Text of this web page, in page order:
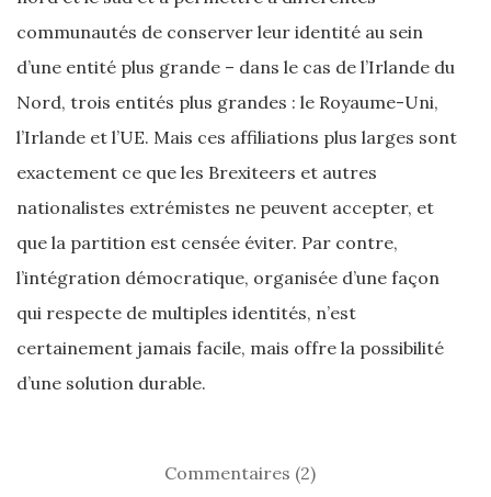
communautés de conserver leur identité au sein
d’une entité plus grande – dans le cas de l’Irlande du
Nord, trois entités plus grandes : le Royaume-Uni,
l’Irlande et l’UE. Mais ces affiliations plus larges sont
exactement ce que les Brexiteers et autres
nationalistes extrémistes ne peuvent accepter, et
que la partition est censée éviter. Par contre,
l’intégration démocratique, organisée d’une façon
qui respecte de multiples identités, n’est
certainement jamais facile, mais offre la possibilité
d’une solution durable.
Commentaires (2)